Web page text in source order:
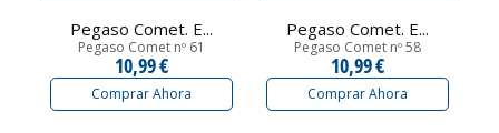
Pegaso Comet. E...
Pegaso Comet nº 61
10,99 €
Comprar Ahora
Pegaso Comet. E...
Pegaso Comet nº 58
10,99 €
Comprar Ahora